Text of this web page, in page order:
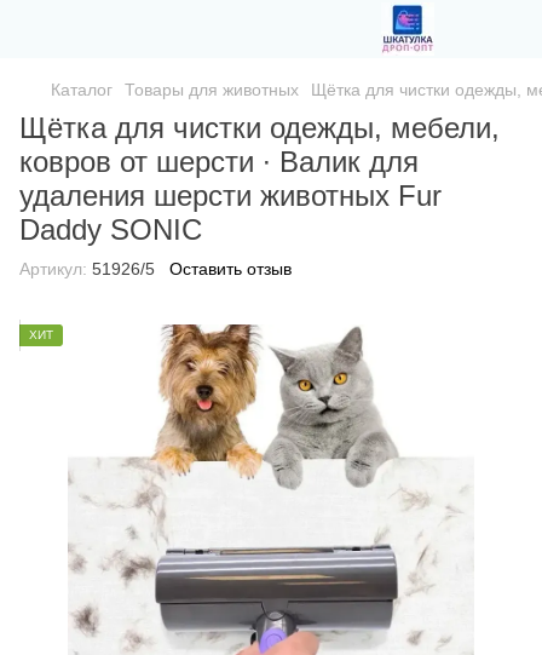
Каталог Товары для животных Щётка для чистки одежды,
Щётка для чистки одежды, мебели,
ковров от шерсти ∙ Валик для
удаления шерсти животных Fur
Daddy SONIC
Артикул: 51926/5 Оставить отзыв
ХИТ